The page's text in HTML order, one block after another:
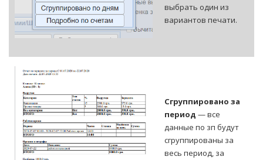
выбрать один из
вариантов печати.
Сгруппировано за
период — все
данные по зп будут
сгруппированы за
весь период, за